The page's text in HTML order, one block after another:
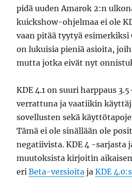
pidä uuden Amarok 2:n
kuickshow-ohjelmaa ei ole
vaan pitää tyytyä esimerkiksi
on lukuisia pieniä asioita,
mutta jotka eivät nyt
KDE 4.1 on suuri harppaus
verrattuna ja vaatiikin
sovellusten sekä
Tämä ei ole sinällään ole
negatiivista. KDE 4 -sarjasta
muutoksista kirjoitin
eriBeta-versioita jaKDE